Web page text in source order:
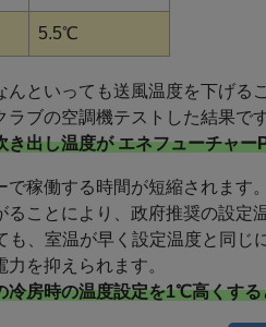
5.5℃
んといっても送風温度を下げる
ラブの空調機テストした結果です
き出し温度が エネフューチャ
稼働する時間が短縮されます。
ことにより、政府推奨の設定温
、室温が早く設定温度と同じ
を抑えられます。
冷房時の温度設定を1℃高くす